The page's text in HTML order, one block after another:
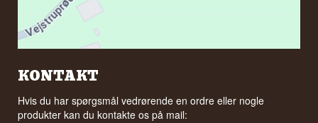
KONTAKT
Hvis du har spørgsmål vedrørende en ordre eller nogle
produkter kan du kontakte os på mail: